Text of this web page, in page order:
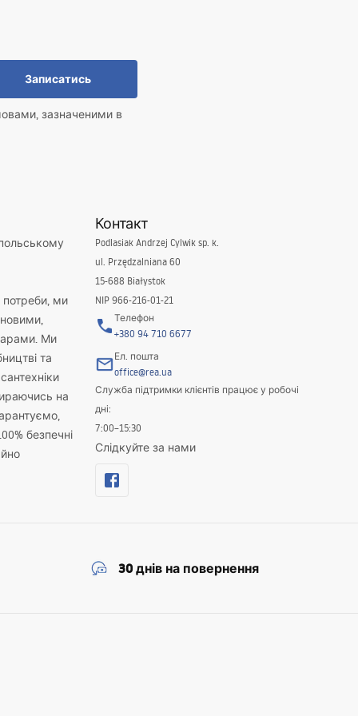
Записатись
зазначеними в
потреби, ми
Ми
та
на
безпечні
Контакт
Podlasiak Andrzej Cylwik sp. k.
ul. Przędzalniana 60
15-688 Białystok
NIP 966-216-01-21
Телефон
+380 94 710 6677
Ел. пошта
office@rea.ua
Служба підтримки клієнтів працює у робочі
дні:
7:00–15:30
Слідкуйте за нами
30 днів на повернення